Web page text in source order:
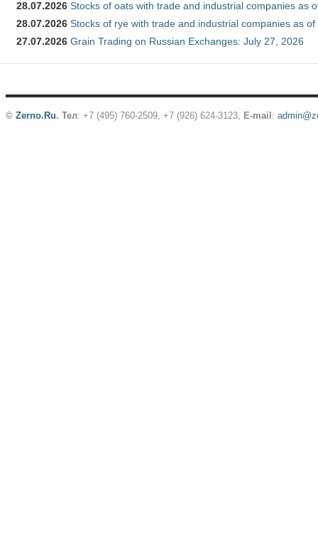
28.07.2026 Stocks of oats with trade and industrial companies as
28.07.2026 Stocks of rye with trade and industrial companies as
27.07.2026 Grain Trading on Russian Exchanges: July 27, 2026
© Zerno.Ru. Тел: +7 (495) 760-2509, +7 (926) 624-3123, E-mail :